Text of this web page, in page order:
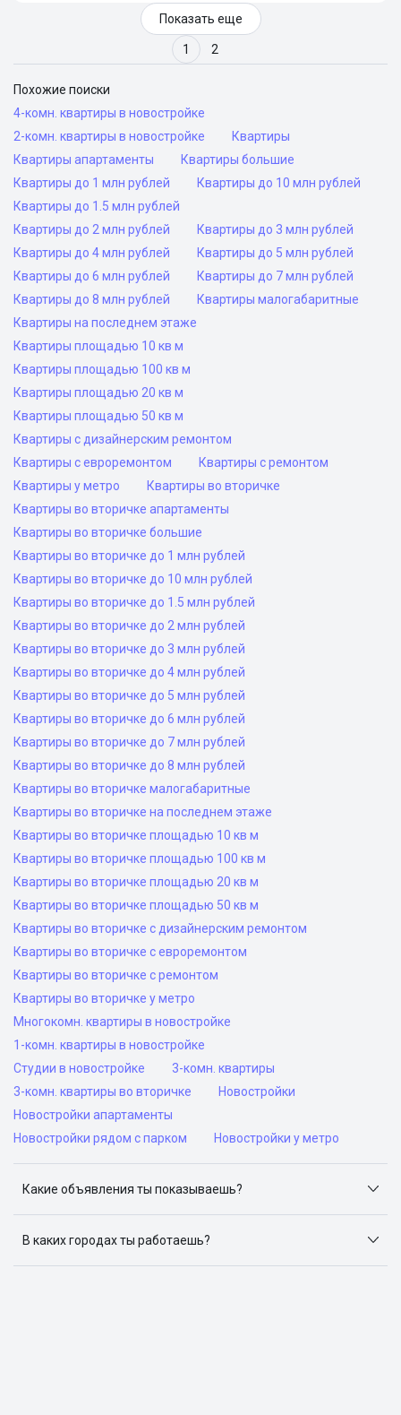
Показать еще
1 2
Похожие поиски
4-комн. квартиры в новостройке
2-комн. квартиры в новостройке
Квартиры
Квартиры апартаменты
Квартиры большие
Квартиры до 1 млн рублей
Квартиры до 10 млн рублей
Квартиры до 1.5 млн рублей
Квартиры до 2 млн рублей
Квартиры до 3 млн рублей
Квартиры до 4 млн рублей
Квартиры до 5 млн рублей
Квартиры до 6 млн рублей
Квартиры до 7 млн рублей
Квартиры до 8 млн рублей
Квартиры малогабаритные
Квартиры на последнем этаже
Квартиры площадью 10 кв м
Квартиры площадью 100 кв м
Квартиры площадью 20 кв м
Квартиры площадью 50 кв м
Квартиры с дизайнерским ремонтом
Квартиры с евроремонтом
Квартиры с ремонтом
Квартиры у метро
Квартиры во вторичке
Квартиры во вторичке апартаменты
Квартиры во вторичке большие
Квартиры во вторичке до 1 млн рублей
Квартиры во вторичке до 10 млн рублей
Квартиры во вторичке до 1.5 млн рублей
Квартиры во вторичке до 2 млн рублей
Квартиры во вторичке до 3 млн рублей
Квартиры во вторичке до 4 млн рублей
Квартиры во вторичке до 5 млн рублей
Квартиры во вторичке до 6 млн рублей
Квартиры во вторичке до 7 млн рублей
Квартиры во вторичке до 8 млн рублей
Квартиры во вторичке малогабаритные
Квартиры во вторичке на последнем этаже
Квартиры во вторичке площадью 10 кв м
Квартиры во вторичке площадью 100 кв м
Квартиры во вторичке площадью 20 кв м
Квартиры во вторичке площадью 50 кв м
Квартиры во вторичке с дизайнерским ремонтом
Квартиры во вторичке с евроремонтом
Квартиры во вторичке с ремонтом
Квартиры во вторичке у метро
Многокомн. квартиры в новостройке
1-комн. квартиры в новостройке
Студии в новостройке
3-комн. квартиры
3-комн. квартиры во вторичке
Новостройки
Новостройки апартаменты
Новостройки рядом с парком
Новостройки у метро
Какие объявления ты показываешь?
объявлений: ЦИАН, Домклик, Яндекс.Недвижимость,
Авито, Самолет.Плюс.
В каких городах ты работаешь?